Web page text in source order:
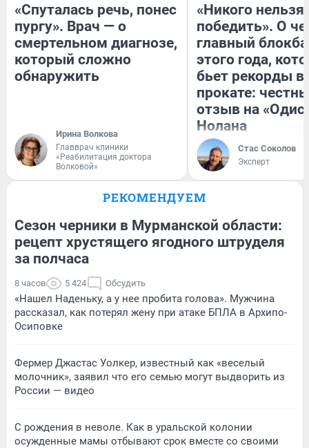
«Спуталась речь, понес
пургу». Врач — о
смертельном диагнозе,
который сложно
обнаружить
Ирина Волкова
Главврач клиники
«Реабилитация доктора
Волковой»
«Никого нельзя
победить». О
главный
этого года,
бьет рекорды в
прокате:
отзыв на
Нолана
Стас Соколов
Эксперт
РЕКОМЕНДУЕМ
Сезон черники в Мурманской области:
рецепт хрустящего ягодного штруделя
за полчаса
8 часов 5 424 Обсудить
«Нашел Наденьку, а у нее пробита голова». Мужчина
рассказал, как потерял жену при атаке БПЛА в Архипо-
Осиповке
Фермер Джастас Уолкер, известный как «веселый
молочник», заявил что его семью могут выдворить из
России — видео
С рождения в неволе. Как в уральской колонии
осужденные мамы отбывают срок вместе со своими